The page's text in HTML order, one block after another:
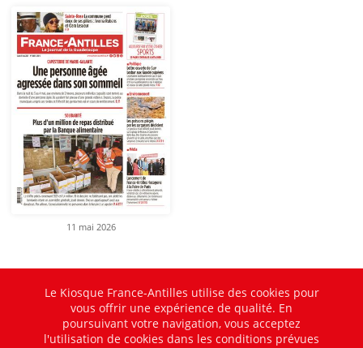
11 mai 2026
Le Kiosque France-Antilles utilise des cookies pour
vous offrir une expérience de qualité. En
poursuivant votre navigation, vous acceptez
l'utilisation de cookies dans les conditions prévues